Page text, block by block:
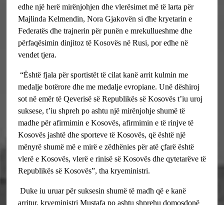
edhe një herë mirënjohjen dhe vlerësimet më të larta për
Majlinda Kelmendin, Nora Gjakovën si dhe kryetarin e
Federatës dhe trajnerin për punën e mrekullueshme dhe
përfaqësimin dinjitoz të Kosovës në Rusi, por edhe në
vendet tjera.
“Është fjala për sportistët të cilat kanë arrit kulmin me
medalje botërore dhe me medalje evropiane. Unë dëshiroj
sot në emër të Qeverisë së Republikës së Kosovës t’iu uroj
suksese, t’iu shpreh po ashtu një mirënjohje shumë të
madhe për afirmimin e Kosovës, afirmimin e të rinjve të
Kosovës jashtë dhe sporteve të Kosovës, që është një
mënyrë shumë më e mirë e zëdhënies për atë çfarë është
vlerë e Kosovës, vlerë e rinisë së Kosovës dhe qytetarëve të
Republikës së Kosovës”, tha kryeministri.
Duke iu uruar për suksesin shumë të madh që e kanë
arritur, kryeministri Mustafa po ashtu shprehu domosdonë